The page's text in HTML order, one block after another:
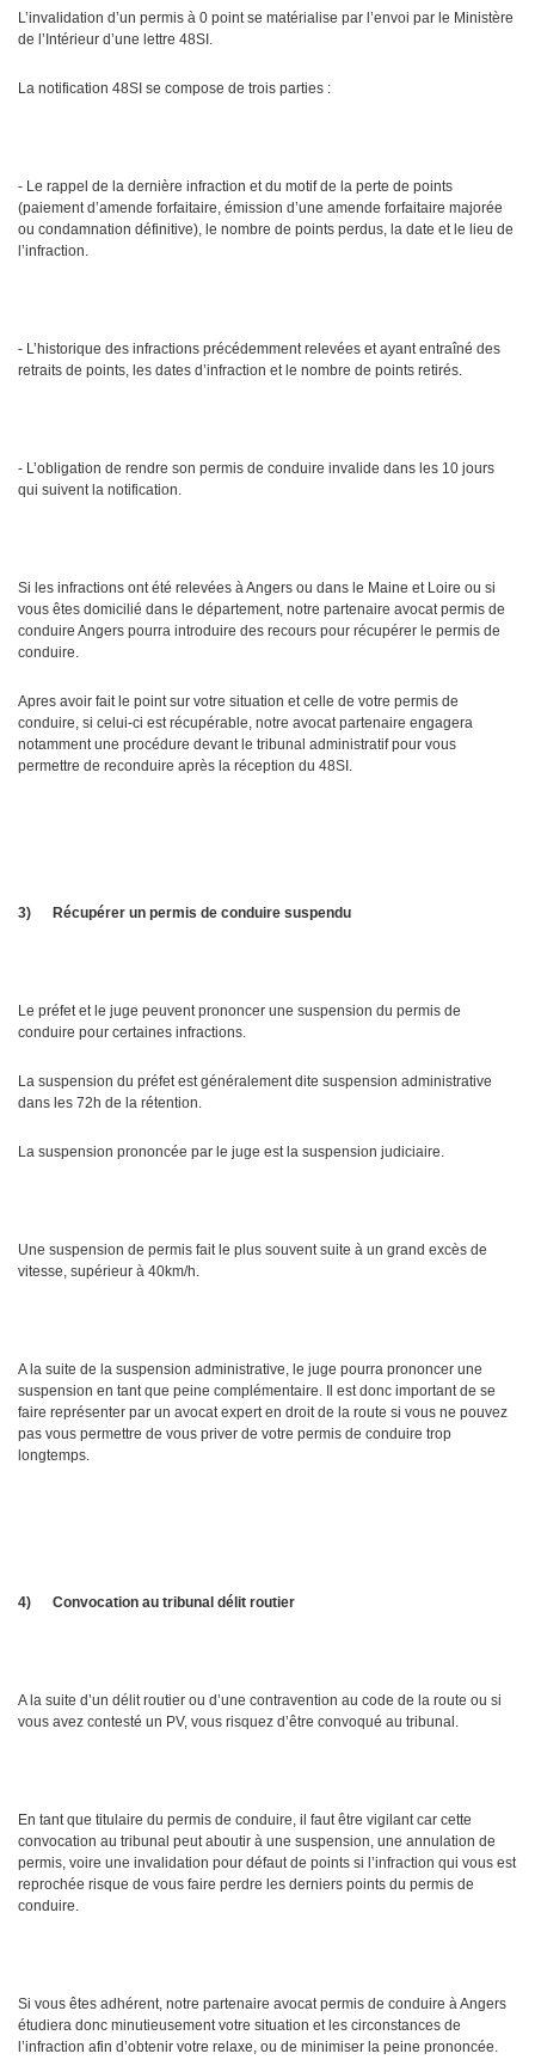
L’invalidation d’un permis à 0 point se matérialise par l’envoi par le Ministère
de l’Intérieur d’une lettre 48SI.
La notification 48SI se compose de trois parties :
- Le rappel de la dernière infraction et du motif de la perte de points
(paiement d’amende forfaitaire, émission d’une amende forfaitaire majorée
ou condamnation définitive), le nombre de points perdus, la date et le lieu de
l’infraction.
- L’historique des infractions précédemment relevées et ayant entraîné des
retraits de points, les dates d’infraction et le nombre de points retirés.
- L’obligation de rendre son permis de conduire invalide dans les 10 jours
qui suivent la notification.
Si les infractions ont été relevées à Angers ou dans le Maine et Loire ou si
vous êtes domicilié dans le département, notre partenaire avocat permis de
conduire Angers pourra introduire des recours pour récupérer le permis de
conduire.
Apres avoir fait le point sur votre situation et celle de votre permis de
conduire, si celui-ci est récupérable, notre avocat partenaire engagera
notamment une procédure devant le tribunal administratif pour vous
permettre de reconduire après la réception du 48SI.
3) Récupérer un permis de conduire suspendu
Le préfet et le juge peuvent prononcer une suspension du permis de
conduire pour certaines infractions.
La suspension du préfet est généralement dite suspension administrative
dans les 72h de la rétention.
La suspension prononcée par le juge est la suspension judiciaire.
Une suspension de permis fait le plus souvent suite à un grand excès de
vitesse, supérieur à 40km/h.
A la suite de la suspension administrative, le juge pourra prononcer une
suspension en tant que peine complémentaire. Il est donc important de se
faire représenter par un avocat expert en droit de la route si vous ne pouvez
pas vous permettre de vous priver de votre permis de conduire trop
longtemps.
4) Convocation au tribunal délit routier
A la suite d’un délit routier ou d’une contravention au code de la route ou si
vous avez contesté un PV, vous risquez d’être convoqué au tribunal.
En tant que titulaire du permis de conduire, il faut être vigilant car cette
convocation au tribunal peut aboutir à une suspension, une annulation de
permis, voire une invalidation pour défaut de points si l’infraction qui vous est
reprochée risque de vous faire perdre les derniers points du permis de
conduire.
Si vous êtes adhérent, notre partenaire avocat permis de conduire à Angers
étudiera donc minutieusement votre situation et les circonstances de
l’infraction afin d’obtenir votre relaxe, ou de minimiser la peine prononcée.